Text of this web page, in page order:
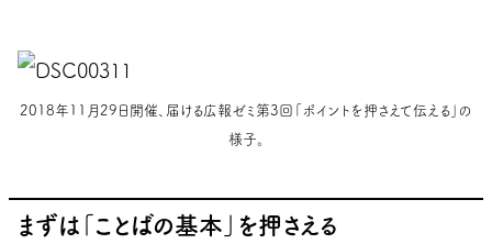
2018年11月29日開催、届ける広報ゼミ第3回「ポイントを押さえて伝える」の
様子。
まずは「ことばの基本」を押さえる